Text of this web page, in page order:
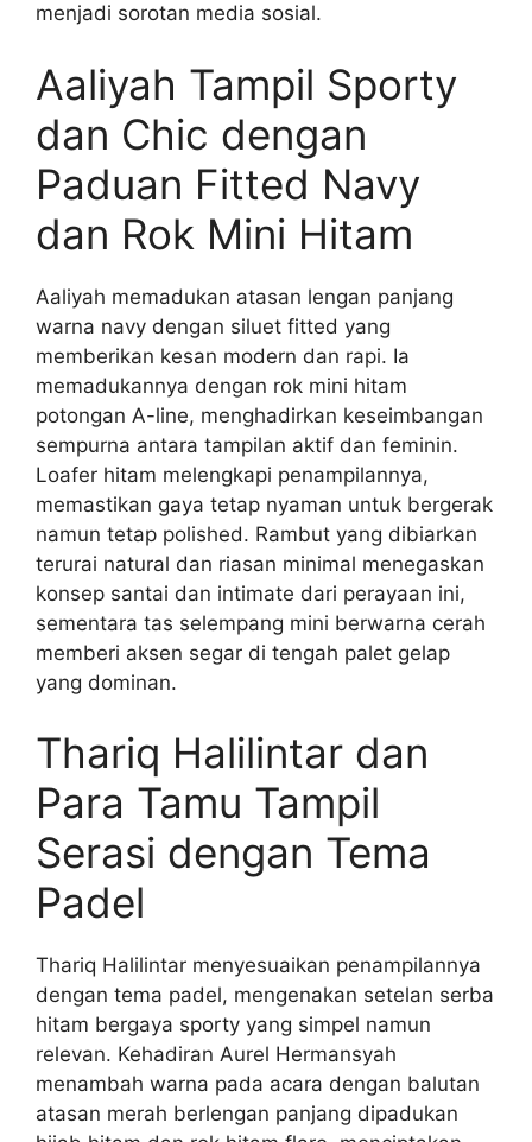
menjadi sorotan media sosial.
Aaliyah Tampil Sporty
dan Chic dengan
Paduan Fitted Navy
dan Rok Mini Hitam
Aaliyah memadukan atasan lengan panjang
warna navy dengan siluet fitted yang
memberikan kesan modern dan rapi. Ia
memadukannya dengan rok mini hitam
potongan A-line, menghadirkan keseimbangan
sempurna antara tampilan aktif dan feminin.
Loafer hitam melengkapi penampilannya,
memastikan gaya tetap nyaman untuk bergerak
namun tetap polished. Rambut yang dibiarkan
terurai natural dan riasan minimal menegaskan
konsep santai dan intimate dari perayaan ini,
sementara tas selempang mini berwarna cerah
memberi aksen segar di tengah palet gelap
yang dominan.
Thariq Halilintar dan
Para Tamu Tampil
Serasi dengan Tema
Padel
Thariq Halilintar menyesuaikan penampilannya
dengan tema padel, mengenakan setelan serba
hitam bergaya sporty yang simpel namun
relevan. Kehadiran Aurel Hermansyah
menambah warna pada acara dengan balutan
atasan merah berlengan panjang dipadukan